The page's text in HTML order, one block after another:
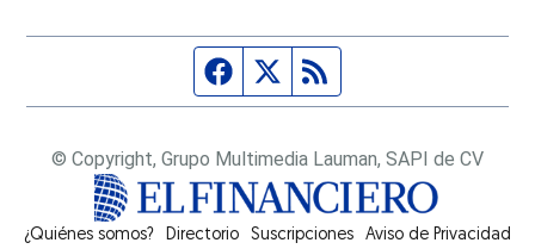
Página de Facebook
Fuente Twitter
© Copyright, Grupo Multimedia Lauman, SAPI de CV
¿Quiénes somos? Directorio Suscripciones Opens in new window
Aviso de Privacidad